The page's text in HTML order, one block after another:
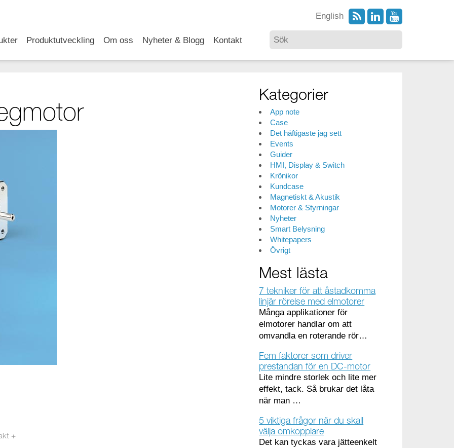
Produktutveckling Om oss Nyheter & Blogg Kontakt
English
+
Kategorier
App note
Case
Det häftigaste jag sett
Events
Guider
HMI, Display & Switch
Krönikor
Kundcase
Magnetiskt & Akustik
Motorer & Styrningar
Nyheter
Smart Belysning
Whitepapers
Övrigt
Mest lästa
7 tekniker för att åstadkomma
linjär rörelse med elmotorer
Många applikationer för
elmotorer handlar om att
omvandla en roterande rör…
Fem faktorer som driver
prestandan för en DC-motor
Lite mindre storlek och lite mer
effekt, tack. Så brukar det låta
när man …
5 viktiga frågor när du skall
välja omkopplare
Det kan tyckas vara jätteenkelt